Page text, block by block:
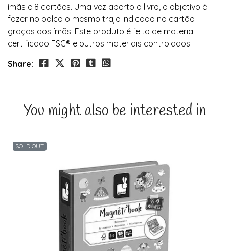
ímãs e 8 cartões. Uma vez aberto o livro, o objetivo é
fazer no palco o mesmo traje indicado no cartão
graças aos ímãs. Este produto é feito de material
certificado FSC® e outros materiais controlados.
Share:
You might also be interested in
SOLD OUT